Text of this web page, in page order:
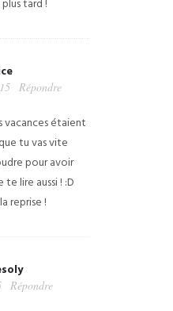
tard !
Répondre
vacances étaient
tu vas vite
pour avoir
lire aussi ! :D
reprise !
Répondre